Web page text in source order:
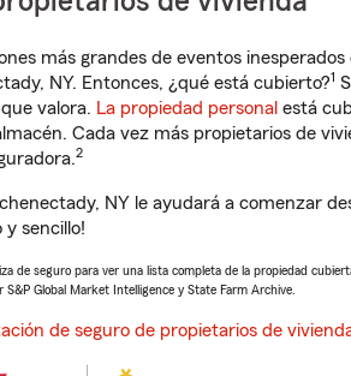
más grandes de eventos
NY. Entonces, ¿qué está cubierto?1
valora. La propiedad personal está
Cada vez más propietarios de
2
NY le ayudará a comenzar
y sencillo!
de seguro para ver una lista completa de la propiedad
Global Market Intelligence y State Farm Archive.
de seguro de propietarios de